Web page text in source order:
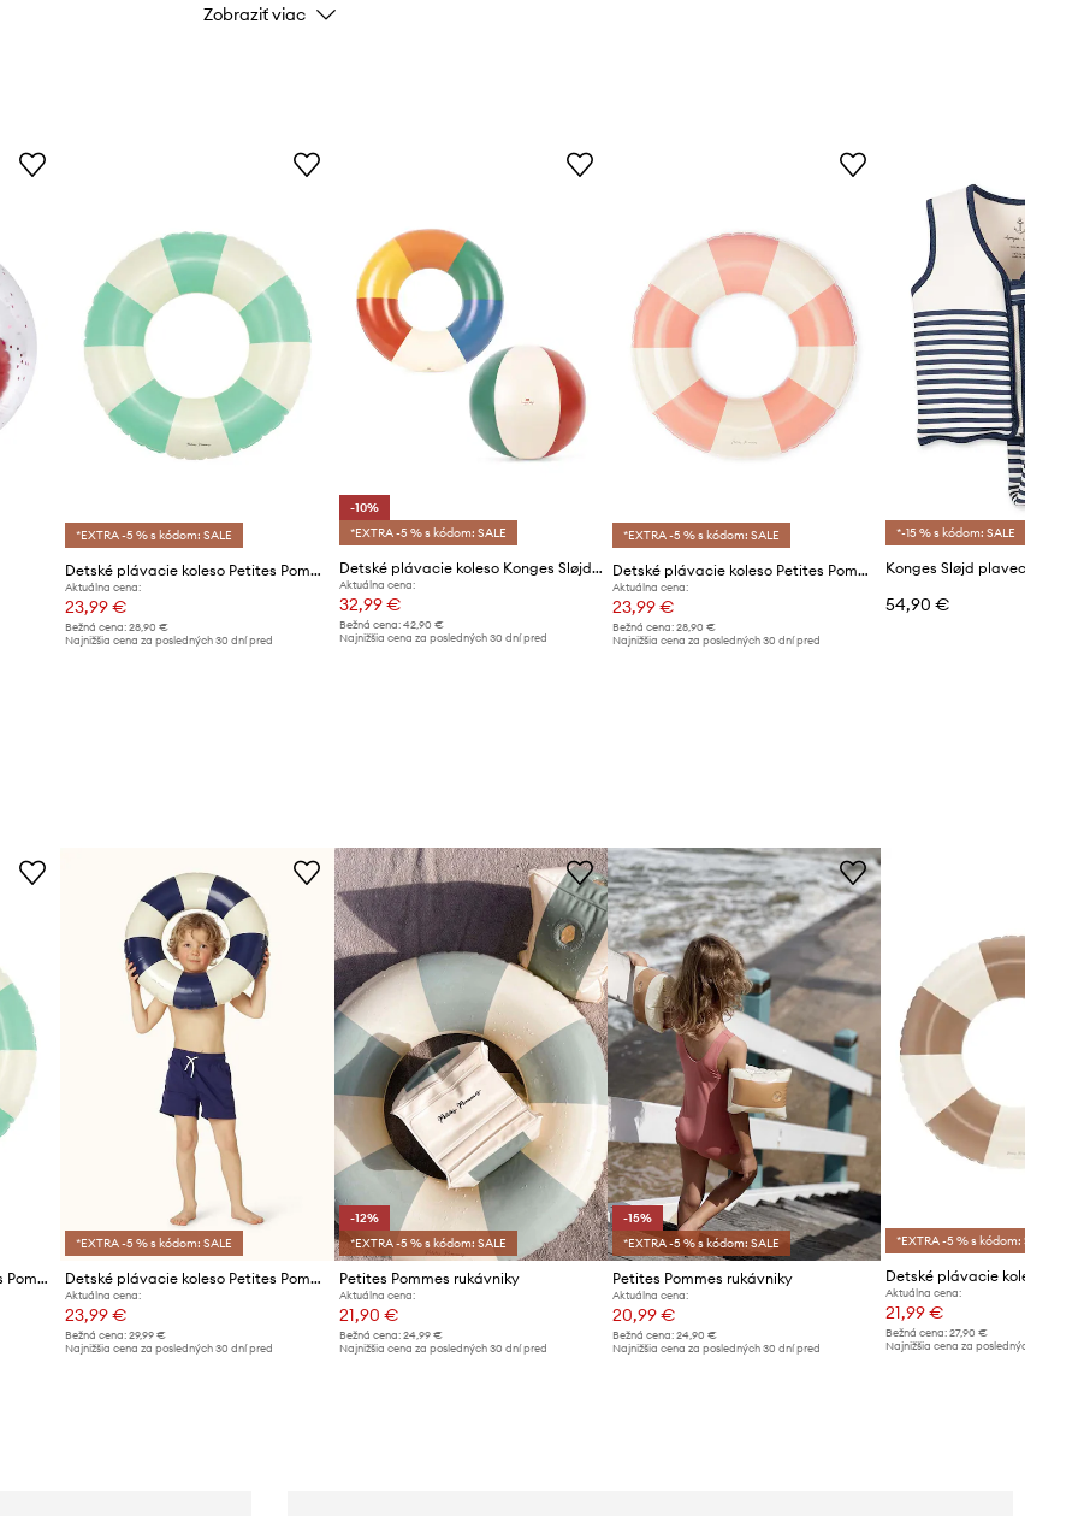
Zobraziť viac
*EXTRA -5 % s kódom: SALE
Detské plávacie koleso Petites Pommes ANNA 60CM
Aktuálna cena:
23,99 €
Bežná cena: 28,90 €
Najnižšia cena za posledných 30 dní pred
-10%
*EXTRA -5 % s kódom: SALE
Detské plávacie koleso Konges Sløjd SWIM RING AND BEACH BALL SET
Aktuálna cena:
32,99 €
Bežná cena: 42,90 €
Najnižšia cena za posledných 30 dní pred
*EXTRA -5 % s kódom: SALE
Detské plávacie koleso Petites Pommes ANNA 60CM
Aktuálna cena:
23,99 €
Bežná cena:28,90 €
Najnižšia cena za posledných 30 dní pred
*-15 % s kódom: SALE
54,90 €
Detské plávacie koleso Petites Pommes ANNA 60CM
*EXTRA -5 % s kódom: SALE
Detské plávacie koleso Petites Pommes ANNA 60CM
Aktuálna cena:
23,99 €
Bežná cena: 29,99 €
Najnižšia cena za posledných 30 dní pred
-12%
*EXTRA -5 % s kódom: SALE
Petites Pommes rukávniky
Aktuálna cena:
21,90 €
Bežná cena: 24,99 €
Najnižšia cena za posledných 30 dní pred
-15%
*EXTRA -5 % s kódom: SALE
Petites Pommes rukávniky
Aktuálna cena:
20,99 €
Bežná cena:24,90 €
Najnižšia cena za posledných 30 dní pred
*EXTRA -5 % s kódom: SALE
Aktuálna cena:
21,99 €
Bežná cena: 27,90 €
Najnižšia cena za posledných 30 dní